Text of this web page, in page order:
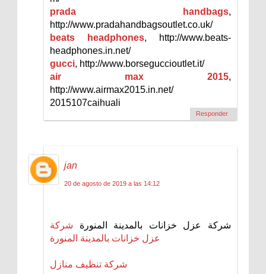
prada handbags,
http://www.pradahandbagsoutlet.co.uk/
beats headphones, http://www.beats-
headphones.in.net/
gucci, http://www.borseguccioutlet.it/
air max 2015,
http://www.airmax2015.in.net/
2015107caihuali
Responder
jan
20 de agosto de 2019 a las 14:12
شركة عزل خزانات بالمدينة المنورة شركة
عزل خزانات بالمدينة المنورة
شركة تنظيف منازل